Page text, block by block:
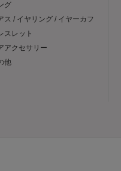
グ
ス / イヤリング / イヤーカフ
スレット
アクセサリー
他